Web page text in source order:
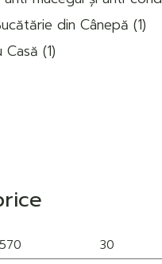
din Cânepă 11
Casă 11
produs